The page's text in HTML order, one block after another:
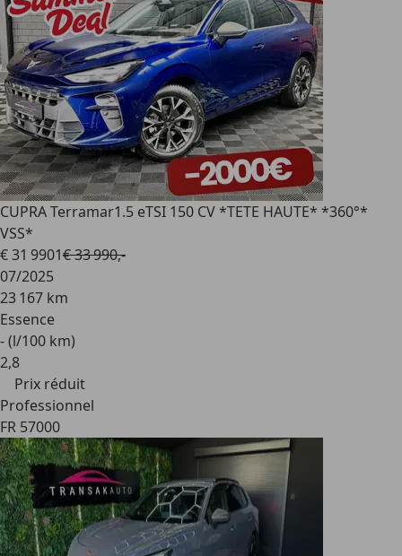
CUPRA Terramar1.5 eTSI 150 CV *TETE HAUTE* *360°*
VSS*
€ 31 9901€ 33 990,-
07/2025
23 167 km
Essence
- (l/100 km)
2,8
Prix réduit
Professionnel
FR 57000